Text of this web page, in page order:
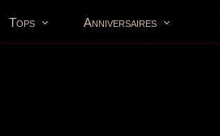
Tops Anniversaires